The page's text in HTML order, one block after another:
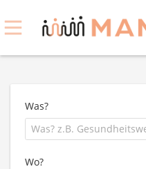
Was?
Wo?